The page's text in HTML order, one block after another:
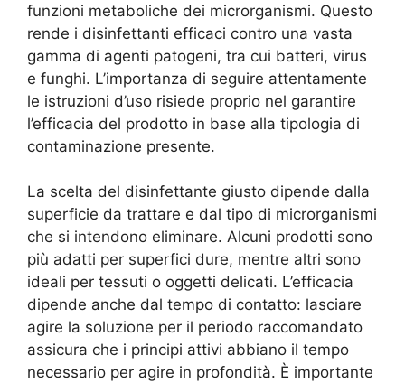
funzioni metaboliche dei microrganismi. Questo
rende i disinfettanti efficaci contro una vasta
gamma di agenti patogeni, tra cui batteri, virus
e funghi. L’importanza di seguire attentamente
le istruzioni d’uso risiede proprio nel garantire
l’efficacia del prodotto in base alla tipologia di
contaminazione presente.
La scelta del disinfettante giusto dipende dalla
superficie da trattare e dal tipo di microrganismi
che si intendono eliminare. Alcuni prodotti sono
più adatti per superfici dure, mentre altri sono
ideali per tessuti o oggetti delicati. L’efficacia
dipende anche dal tempo di contatto: lasciare
agire la soluzione per il periodo raccomandato
assicura che i principi attivi abbiano il tempo
necessario per agire in profondità. È importante